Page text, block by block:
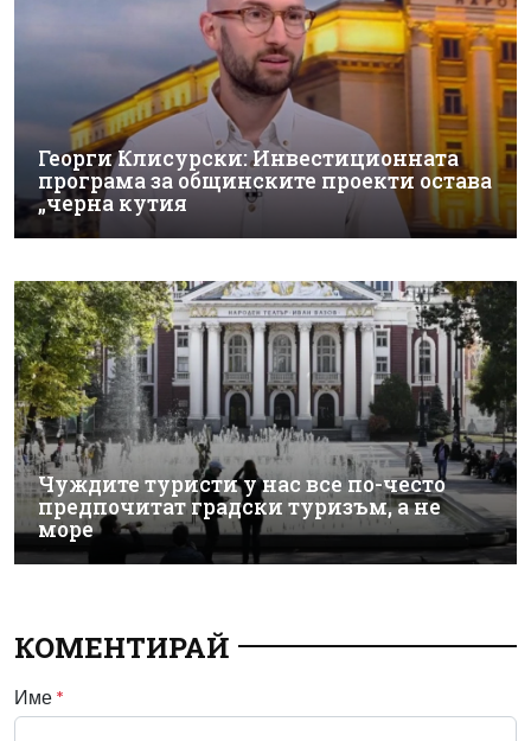
Георги Клисурски: Инвестиционната
програма за общинските проекти остава
„черна кутия
Чуждите туристи у нас все по-често
предпочитат градски туризъм, а не
море
КОМЕНТИРАЙ
Име *